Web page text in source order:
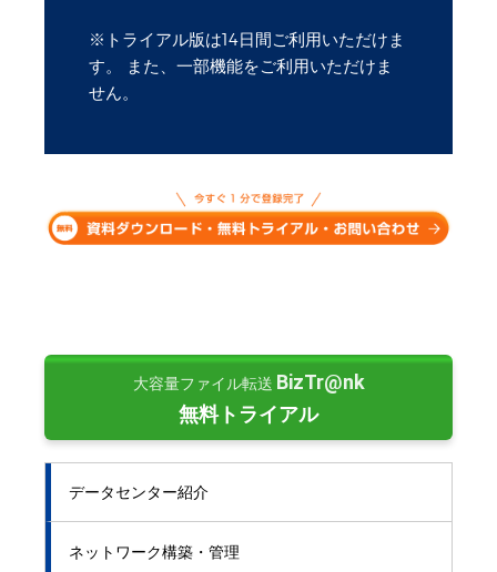
※トライアル版は14日間ご利用いただけま
す。 また、一部機能をご利用いただけま
せん。
大容量ファイル転送 BizTr@nk
無料トライアル
データセンター紹介
ネットワーク構築・管理